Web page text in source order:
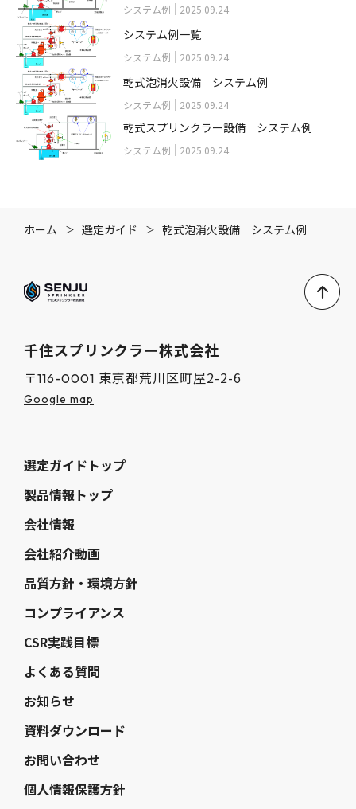
システム例 2025.09.24
システム例一覧
システム例 2025.09.24
乾式泡消火設備 システム例
システム例 2025.09.24
乾式スプリンクラー設備 システム例
システム例 2025.09.24
ホーム 選定ガイド 乾式泡消火設備 システム例
千住スプリンクラー株式会社
〒116-0001 東京都荒川区町屋2-2-6
Google map
選定ガイドトップ
製品情報トップ
会社情報
会社紹介動画
品質方針・環境方針
コンプライアンス
CSR実践目標
よくある質問
お知らせ
資料ダウンロード
お問い合わせ
個人情報保護方針